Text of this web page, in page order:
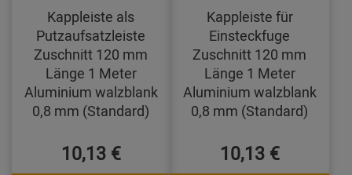
Kappleiste als
Putzaufsatzleiste
Zuschnitt 120 mm
Länge 1 Meter
Aluminium walzblank
0,8 mm (Standard)
10,13 €
Kappleiste für
Einsteckfuge
Zuschnitt 120 mm
Länge 1 Meter
Aluminium walzblank
0,8 mm (Standard)
10,13 €